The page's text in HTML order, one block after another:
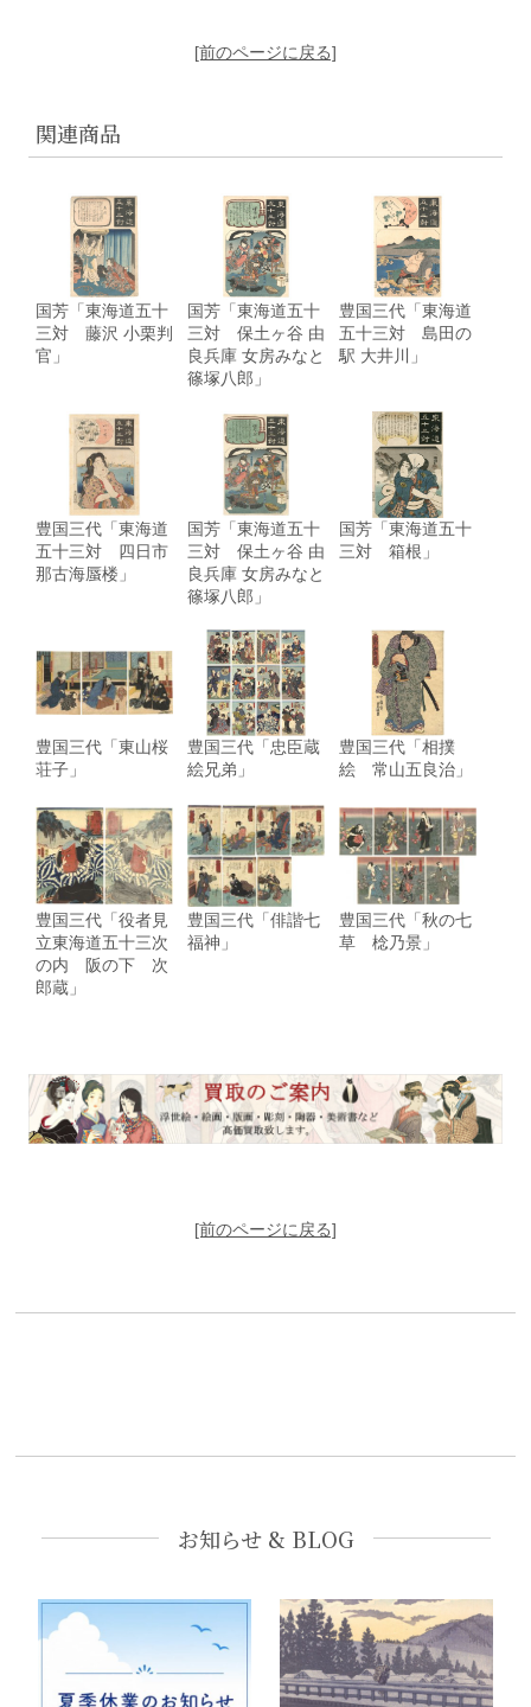
[前のページに戻る]
関連商品
国芳「東海道五十
三対 藤沢 小栗判
官」
国芳「東海道五十
三対 保土ヶ谷 由
良兵庫 女房みなと
篠塚八郎」
豊国三代「東海道
五十三対 島田の
駅 大井川」
豊国三代「東海道
五十三対 四日市
那古海蜃楼」
国芳「東海道五十
三対 保土ヶ谷 由
良兵庫 女房みなと
篠塚八郎」
国芳「東海道五十
三対 箱根」
豊国三代「東山桜
荘子」
豊国三代「忠臣蔵
絵兄弟」
豊国三代「相撲
絵 常山五良治」
豊国三代「役者見
立東海道五十三次
の内 阪の下 次
郎蔵」
豊国三代「俳諧七
福神」
豊国三代「秋の七
草 棯乃景」
[前のページに戻る]
お知らせ & BLOG